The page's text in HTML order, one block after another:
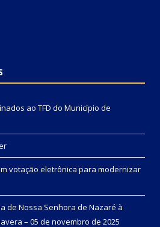
ao TFD do Município de
votação eletrônica para modernizar
de Nossa Senhora de Nazaré à
– 05 de novembro de 2025